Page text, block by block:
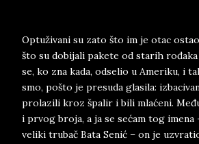
Optuživani su zato što im je otac
što su dobijali pakete od starih
se, ko zna kada, odselio u Ameriku, i
smo, pošto je presuda glasila:
prolazili kroz špalir i bili mlaćeni.
i prvog broja, a ja se sećam tog imena
veliki trubač Bata Senić – on je